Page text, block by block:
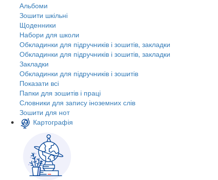
Альбоми
Зошити шкільні
Щоденники
Набори для школи
Обкладинки для підручників і зошитів, закладки
Обкладинки для підручників і зошитів, закладки
Закладки
Обкладинки для підручників і зошитів
Показати всі
Папки для зошитів і праці
Словники для запису іноземних слів
Зошити для нот
Картографія